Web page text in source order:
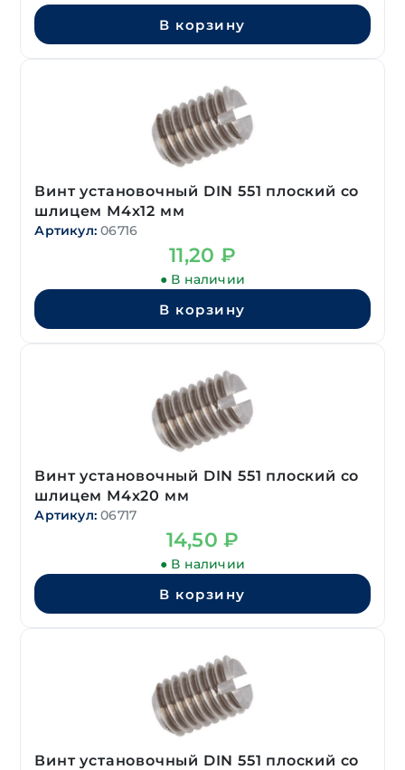
В корзину
Винт установочный DIN 551 плоский со
шлицем М4х12 мм
Артикул: 06716
11,20 ₽
● В наличии
В корзину
Винт установочный DIN 551 плоский со
шлицем М4х20 мм
Артикул: 06717
14,50 ₽
● В наличии
В корзину
Винт установочный DIN 551 плоский со